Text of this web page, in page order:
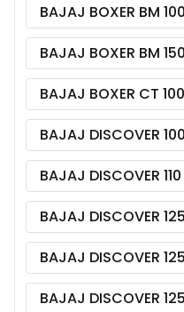
BAJAJ BOXER BM 100
BAJAJ BOXER BM 150
BAJAJ BOXER CT 100
BAJAJ DISCOVER 100
BAJAJ DISCOVER 110
BAJAJ DISCOVER 125
BAJAJ DISCOVER
BAJAJ DISCOVER